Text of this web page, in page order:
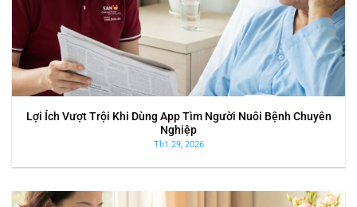
Lợi Ích Vượt Trội Khi Dùng App Tìm Người Nuôi Bệnh Chuyên
Nghiệp
Th1 29, 2026